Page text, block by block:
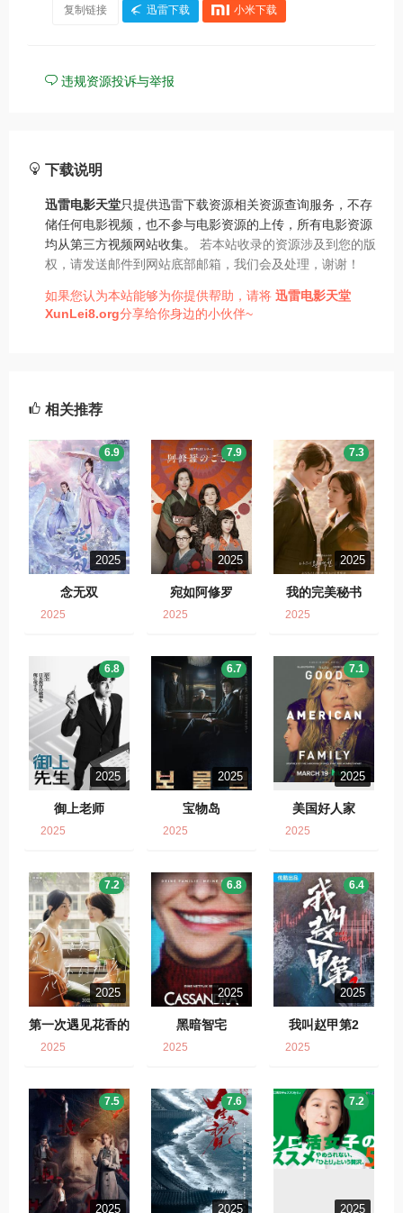
复制链接 迅雷下载 小米下载
违规资源投诉与举报
下载说明
迅雷电影天堂只提供迅雷下载资源相关资源查询服务，不存
储任何电影视频，也不参与电影资源的上传，所有电影资源
均从第三方视频网站收集。 若本站收录的资源涉及到您的版
权，请发送邮件到网站底部邮箱，我们会及处理，谢谢！
如果您认为本站能够为你提供帮助，请将 迅雷电影天堂
XunLei8.org分享给你身边的小伙伴~
相关推荐
2025
念无双
6.9
2025
2025
宛如阿修罗
7.9
2025
2025
我的完美秘书
7.3
2025
2025
御上老师
6.8
2025
2025
宝物岛
6.7
2025
2025
美国好人家
7.1
2025
2025
第一次遇见花香的
那刻2
7.2
2025
2025
黑暗智宅
6.8
2025
2025
我叫赵甲第2
6.4
2025
2025
7.5
2025
7.6
2025
7.2